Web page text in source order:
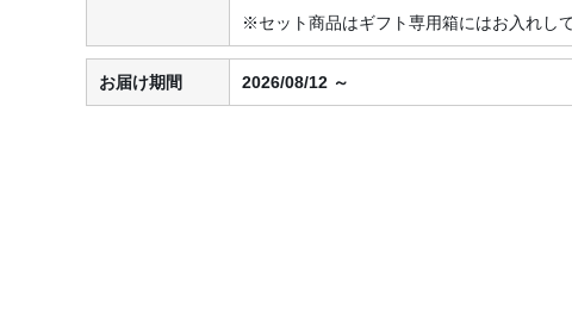
※セット商品はギフト専用箱にはお入れし
お届け期間 2026/08/12 ～